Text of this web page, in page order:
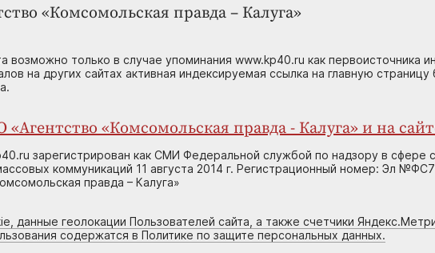
«Комсомольская правда – Калуга»
возможно только в случае упоминания www.kp40.ru как первоисточника
на других сайтах активная индексируемая ссылка на главную страницу
«Комсомольская правда - Калуга» и на
зарегистрирован как СМИ Федеральной службой по надзору в сфере
коммуникаций 11 августа 2014 г. Регистрационный номер: Эл
правда – Калуга»
данные геолокации Пользователей сайта, а также счетчики
содержатся в Политике по защите персональных данных.